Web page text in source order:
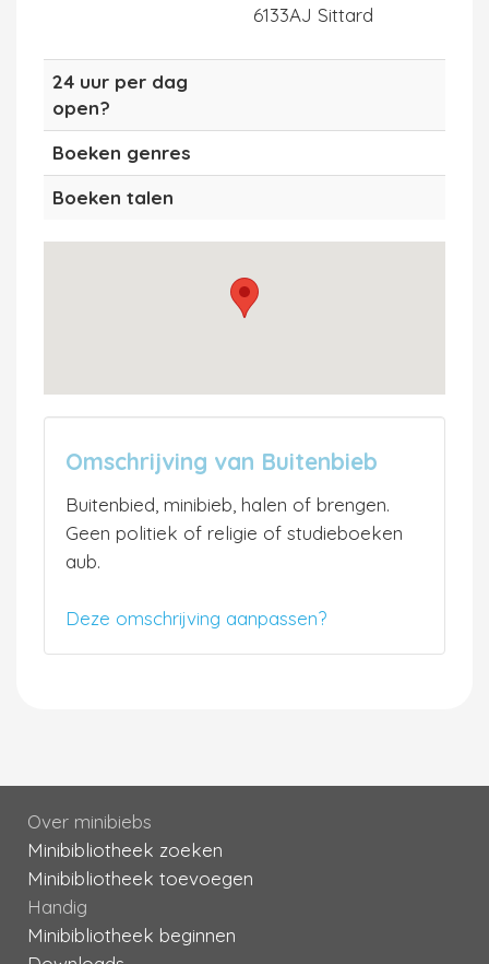
6133AJ Sittard
24 uur per dag
open?
Boeken genres
Boeken talen
Omschrijving van Buitenbieb
Buitenbied, minibieb, halen of brengen.
Geen politiek of religie of studieboeken
aub.
Deze omschrijving aanpassen?
Over minibiebs
Minibibliotheek zoeken
Minibibliotheek toevoegen
Handig
Minibibliotheek beginnen